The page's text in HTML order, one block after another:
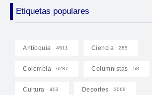
Etiquetas populares
Antioquia 4511 Ciencia 285
Colombia 6237 Columnistas 58
Cultura 403 Deportes 3069